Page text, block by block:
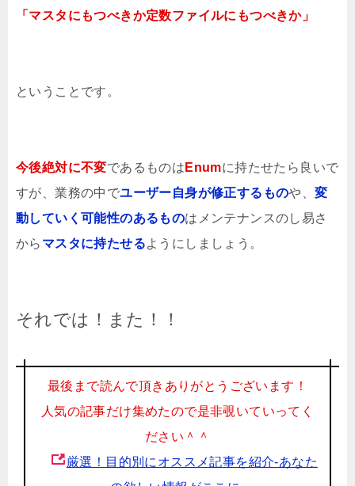
「マスタにもつべきか定数ファイルにもつべきか」
ということです。
今後絶対に不変であるものは Enumに持たせたら良いで
すが、業務の中でユーザー自身が修正するものや、変
動していく可能性のあるものはメンテナンスのし易さ
から マスタに持たせるようにしましょう。
それでは！また！！
最後まで読んで頂きありがとうございます！
人気の記事だけ集めたので是非覗いていってく
ださい＾＾
厳選！目的別にオススメ記事を紹介-あなた